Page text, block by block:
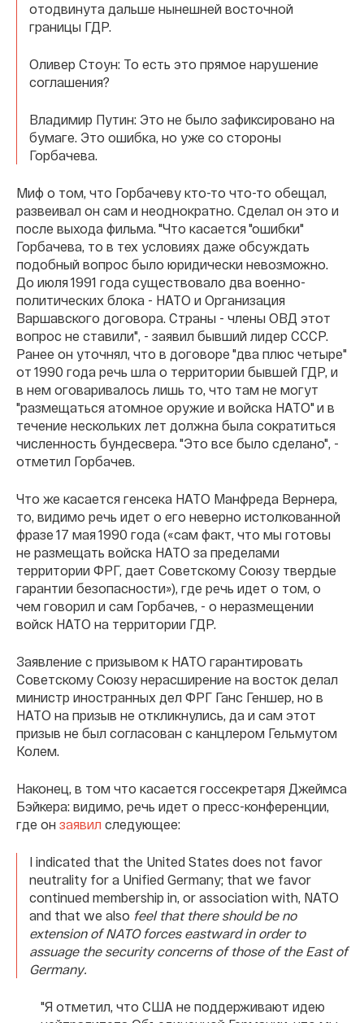
отодвинута дальше нынешней восточной
границы ГДР.
Оливер Стоун: То есть это прямое нарушение
соглашения?
Владимир Путин: Это не было зафиксировано на
бумаге. Это ошибка, но уже со стороны
Горбачева.
Миф о том, что Горбачеву кто-то что-то обещал,
развеивал он сам и неоднократно. Сделал он это и
после выхода фильма. "Что касается "ошибки"
Горбачева, то в тех условиях даже обсуждать
подобный вопрос было юридически невозможно.
До июля 1991 года существовало два военно-
политических блока - НАТО и Организация
Варшавского договора. Страны - члены ОВД этот
вопрос не ставили", - заявил бывший лидер СССР.
Ранее он уточнял, что в договоре "два плюс четыре"
от 1990 года речь шла о территории бывшей ГДР, и
в нем оговаривалось лишь то, что там не могут
"размещаться атомное оружие и войска НАТО" и в
течение нескольких лет должна была сократиться
численность бундесвера. "Это все было сделано", -
отметил Горбачев.
Что же касается генсека НАТО Манфреда Вернера,
то, видимо речь идет о его неверно истолкованной
фразе 17 мая 1990 года («сам факт, что мы готовы
не размещать войска НАТО за пределами
территории ФРГ, дает Советскому Союзу твердые
гарантии безопасности»), где речь идет о том, о
чем говорил и сам Горбачев, - о неразмещении
войск НАТО на территории ГДР.
Заявление с призывом к НАТО гарантировать
Советскому Союзу нерасширение на восток делал
министр иностранных дел ФРГ Ганс Геншер, но в
НАТО на призыв не откликнулись, да и сам этот
призыв не был согласован с канцлером Гельмутом
Колем.
Наконец, в том что касается госсекретаря Джеймса
Бэйкера: видимо, речь идет о пресс-конференции,
где он заявил следующее:
I indicated that the United States does not favor
neutrality for a Unified Germany; that we favor
continued membership in, or association with, NATO
and that we also feel that there should be no
extension of NATO forces eastward in order to
assuage the security concerns of those of the East of
Germany.
"Я отметил, что США не поддерживают идею